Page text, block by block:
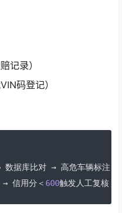
记录）
码登记）
数据库比对 → 高危车辆标注
→ 信用分＜ 600触发人工复核